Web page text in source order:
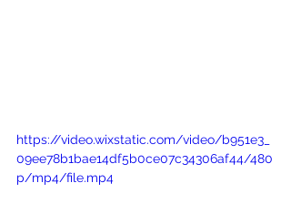
https://video.wixstatic.com/video/b951e3_
09ee78b1bae14df5b0ce07c34306af44/480
p/mp4/file.mp4